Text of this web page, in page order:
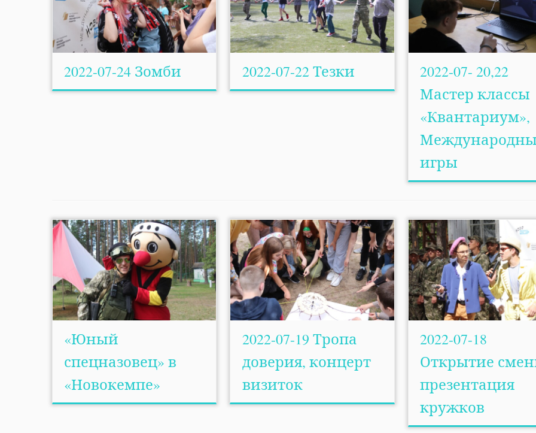
2022-07-24 Зомби 2022-07-22 Тезки
2022-07- 20,22
Мастер классы
«Квантариум»,
игры
«Юный
спецназовец» в
«Новокемпе»
2022-07-19 Тропа
доверия, концерт
визиток
2022-07-18
Открытие
презентация
кружков